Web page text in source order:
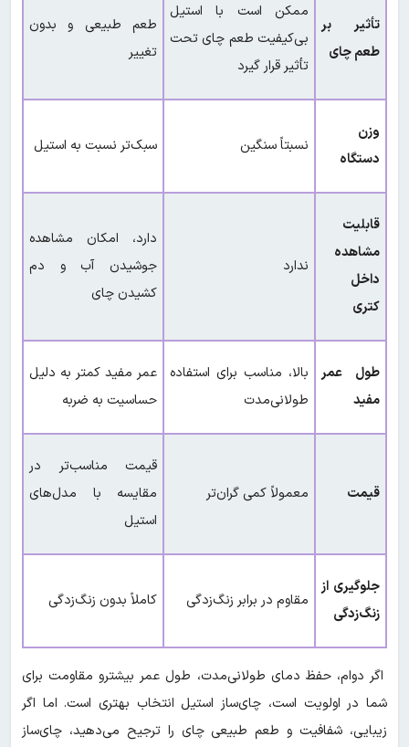
تأثیر بر
طعم چای
ممکن است با استیل
بی‌کیفیت طعم چای تحت
تأثیر قرار گیرد
طعم طبیعی و بدون
تغییر
وزن
دستگاه
نسبتاً سنگین سبک‌تر نسبت به استیل
قابلیت
مشاهده
داخل
کتری
ندارد
دارد، امکان مشاهده
جوشیدن آب و دم
کشیدن چای
طول عمر
مفید
بالا، مناسب برای استفاده
طولانی‌مدت
عمر مفید کمتر به دلیل
حساسیت به ضربه
قیمت معمولاً کمی گران‌تر
قیمت مناسب‌تر در
مقایسه با مدل‌های
استیل
جلوگیری از
زنگ‌زدگی
مقاوم در برابر زنگ‌زدگی کاملاً بدون زنگ‌زدگی
اگر دوام، حفظ دمای طولانی‌مدت، طول عمر بیشترو مقاومت برای
شما در اولویت است، چای‌ساز استیل انتخاب بهتری است. اما اگر
زیبایی، شفافیت و طعم طبیعی چای را ترجیح می‌دهید، چای‌ساز